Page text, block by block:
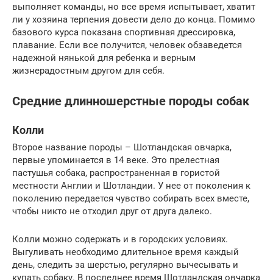
выполняет команды, но все время испытывает, хватит
ли у хозяина терпения довести дело до конца. Помимо
базового курса показана спортивная дрессировка,
плавание. Если все получится, человек обзаведется
надежной нянькой для ребенка и верным
жизнерадостным другом для себя.
Средние длинношерстные породы собак
Колли
Второе название породы – Шотландская овчарка,
первые упоминается в 14 веке. Это прелестная
пастушья собака, распространенная в гористой
местности Англии и Шотландии. У нее от поколения к
поколению передается чувство собирать всех вместе,
чтобы никто не отходил друг от друга далеко.
Колли можно содержать и в городских условиях.
Выгуливать необходимо длительное время каждый
день, следить за шерстью, регулярно вычесывать и
купать собаку. В последнее время Шотландская овчарка